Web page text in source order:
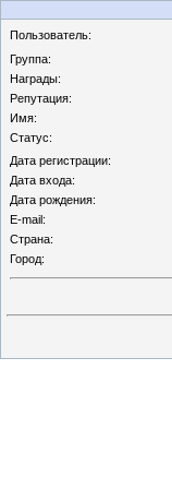
Пользователь:
Группа:
Награды:
Репутация:
Имя:
Статус:
Дата регистрации:
Дата входа:
Дата рождения:
E-mail:
Страна:
Город: